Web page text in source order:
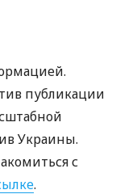
публикации
Украины.
с
.